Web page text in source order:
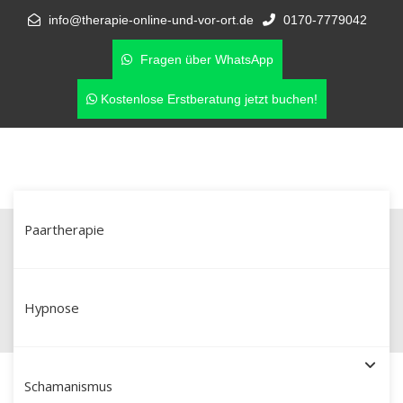
info@therapie-online-und-vor-ort.de 0170-7779042
Fragen über WhatsApp
Kostenlose Erstberatung jetzt buchen!
Paartherapie
Hypnose
Schamanismus
Affäre & Vertrauensbruch